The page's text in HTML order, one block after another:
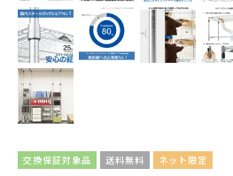
交換保証対象品 送料無料 ネット限定